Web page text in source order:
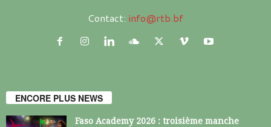
Contact: info@rtb.bf
ENCORE PLUS NEWS
Faso Academy 2026 : troisième manche